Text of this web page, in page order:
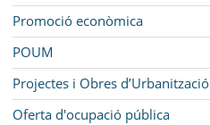
Promoció econòmica
POUM
Projectes i Obres d’Urbanització
Oferta d'ocupació pública